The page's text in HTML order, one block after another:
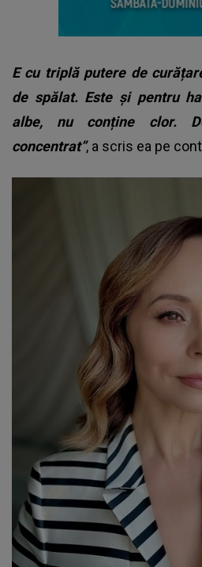
E cu triplă putere de
de spălat. Este și pentru
albe, nu conține clor.
concentrat”, a scris ea pe